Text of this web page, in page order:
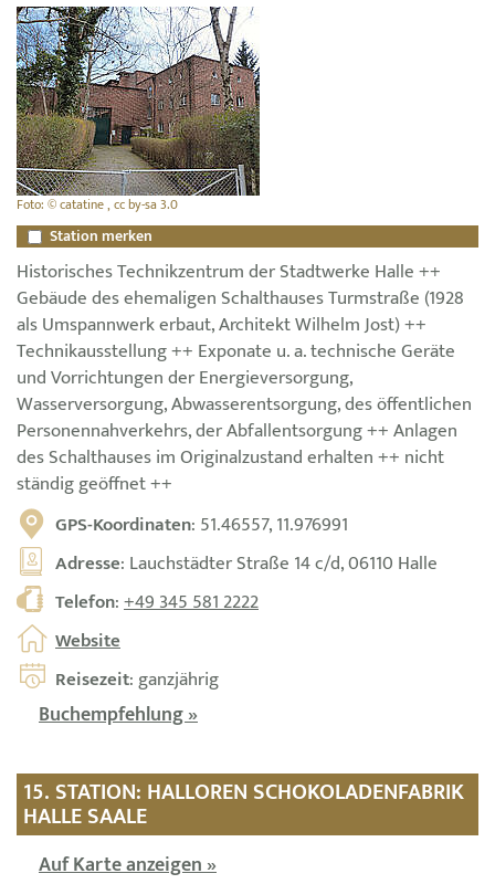
Foto: © catatine , cc by-sa 3.0
Station merken
Historisches Technikzentrum der Stadtwerke Halle ++
Gebäude des ehemaligen Schalthauses Turmstraße (1928
als Umspannwerk erbaut, Architekt Wilhelm Jost) ++
Technikausstellung ++ Exponate u. a. technische Geräte
und Vorrichtungen der Energieversorgung,
Wasserversorgung, Abwasserentsorgung, des öffentlichen
Personennahverkehrs, der Abfallentsorgung ++ Anlagen
des Schalthauses im Originalzustand erhalten ++ nicht
ständig geöffnet ++
GPS-Koordinaten: 51.46557, 11.976991
Adresse: Lauchstädter Straße 14 c/d, 06110 Halle
Telefon:+49 345 581 2222
Website
Reisezeit: ganzjährig
Buchempfehlung »
15. STATION: HALLOREN SCHOKOLADENFABRIK
HALLE SAALE
Auf Karte anzeigen »